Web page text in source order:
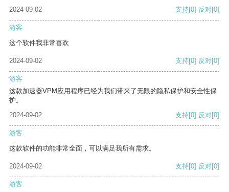
2024-09-02
支持[0] 反对[0]
游客
这个软件我非常喜欢
2024-09-02 支持[0] 反对[0]
游客
这款加速器VPM应用程序已经为我们带来了无限的隐私保护和安全性保
护。
2024-09-02
支持[0] 反对[0]
游客
这款软件的功能非常全面，可以满足我所有需求。
2024-09-02 支持[0] 反对[0]
游客